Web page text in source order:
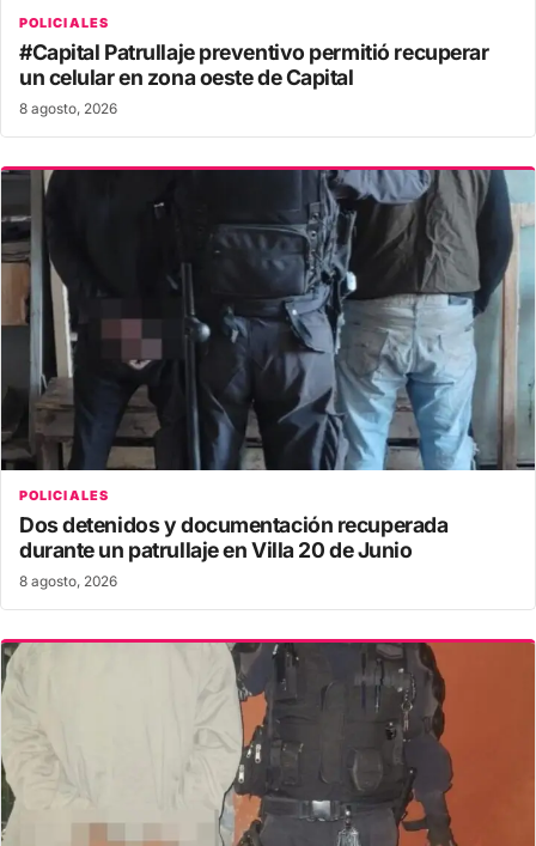
POLICIALES
#Capital Patrullaje preventivo permitió recuperar
un celular en zona oeste de Capital
8 agosto, 2026
POLICIALES
Dos detenidos y documentación recuperada
durante un patrullaje en Villa 20 de Junio
8 agosto, 2026